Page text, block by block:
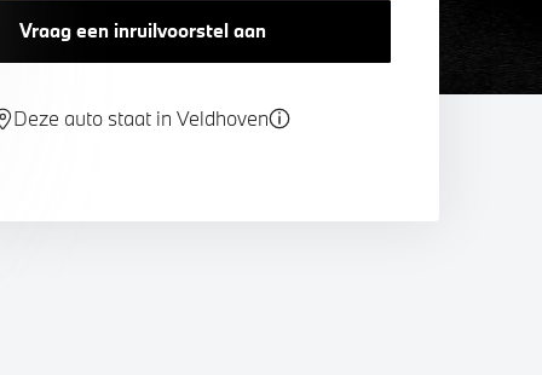
Vraag een inruilvoorstel aan
Deze auto staat in Veldhoven